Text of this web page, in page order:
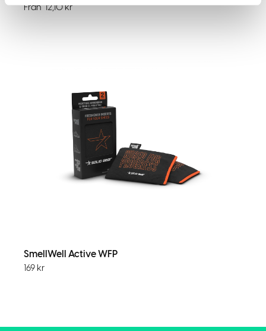
Från12,10kr
SmellWell Active WFP
169 kr